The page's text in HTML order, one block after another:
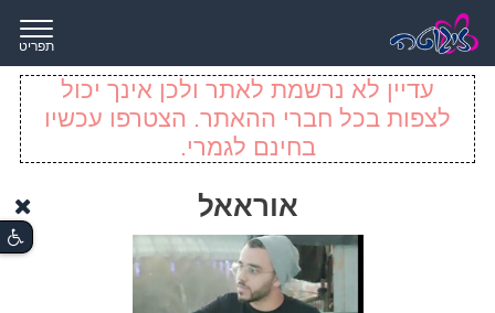
תפריט
עדיין לא נרשמת לאתר ולכן אינך יכול
לצפות בכל חברי ההאתר. הצטרפו עכשיו
בחינם לגמרי.
אוראאל